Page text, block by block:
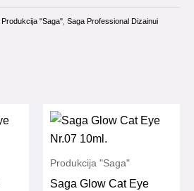
Produkcija "Saga", Saga Professional Dizainui
Produkcija "Saga"
Saga Glow Cat Eye